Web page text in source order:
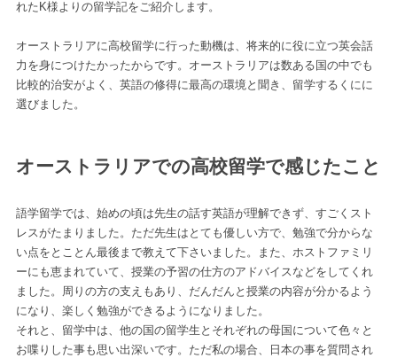
れたK様よりの留学記をご紹介します。
オーストラリアに高校留学に行った動機は、将来的に役に立つ英会話
力を身につけたかったからです。オーストラリアは数ある国の中でも
比較的治安がよく、英語の修得に最高の環境と聞き、留学するくにに
選びました。
オーストラリアでの高校留学で感じたこと
語学留学では、始めの頃は先生の話す英語が理解できず、すごくスト
レスがたまりました。ただ先生はとても優しい方で、勉強で分からな
い点をとことん最後まで教えて下さいました。また、ホストファミリ
ーにも恵まれていて、授業の予習の仕方のアドバイスなどをしてくれ
ました。周りの方の支えもあり、だんだんと授業の内容が分かるよう
になり、楽しく勉強ができるようになりました。
それと、留学中は、他の国の留学生とそれぞれの母国について色々と
お喋りした事も思い出深いです。ただ私の場合、日本の事を質問され